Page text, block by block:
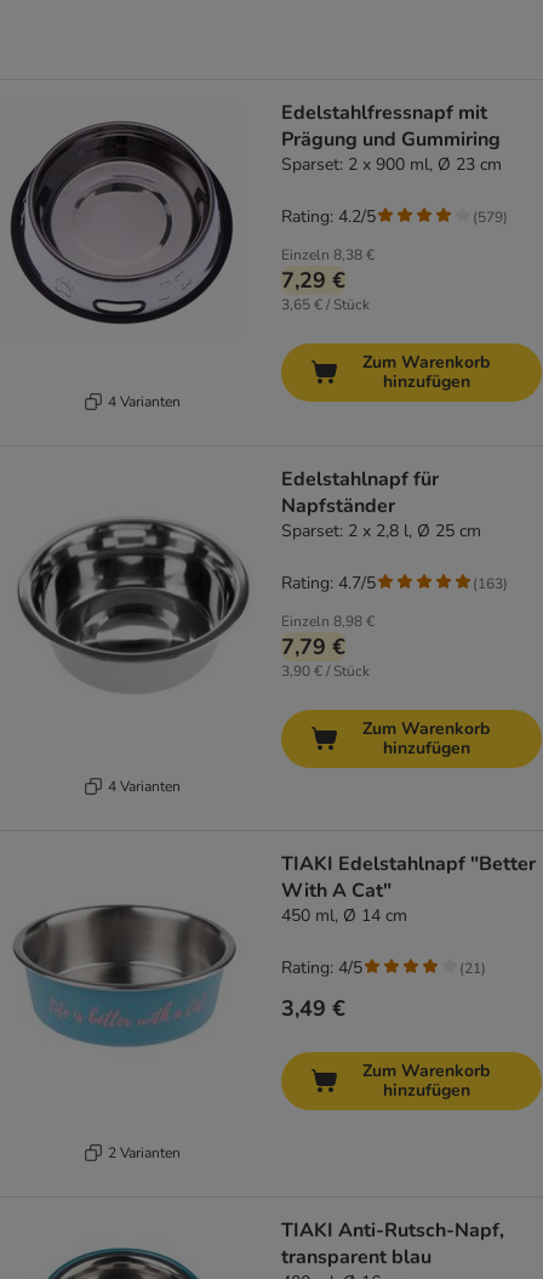
4 Varianten
Edelstahlfressnapf mit
Prägung und Gummiring
Sparset: 2 x 900 ml, Ø 23 cm
Einzeln 8,38 €
7,29 €
3,65 € / Stück
Rating: 4.2/5 (579)
Zum Warenkorb
hinzufügen
4 Varianten
Edelstahlnapf für
Napfständer
Sparset: 2 x 2,8 l, Ø 25 cm
Einzeln 8,98 €
7,79 €
3,90 € / Stück
Rating: 4.7/5 (163)
Zum Warenkorb
hinzufügen
2 Varianten
TIAKI Edelstahlnapf "Better
With A Cat"
450 ml, Ø 14 cm
3,49 €
Rating: 4/5 (21)
Zum Warenkorb
hinzufügen
TIAKI Anti-Rutsch-Napf,
transparent blau